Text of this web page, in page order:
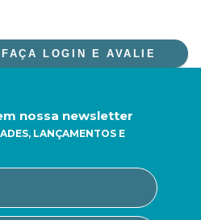
FAÇA LOGIN E AVALIE
nossa newsletter
LANÇAMENTOS E